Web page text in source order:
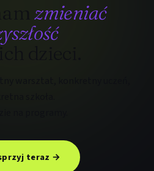
zmieniać
dzieci.
teraz →